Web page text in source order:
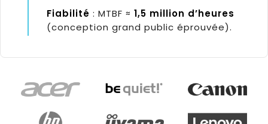
Fiabilité : MTBF ≈ 1,5 million d’heures
(conception grand public éprouvée).